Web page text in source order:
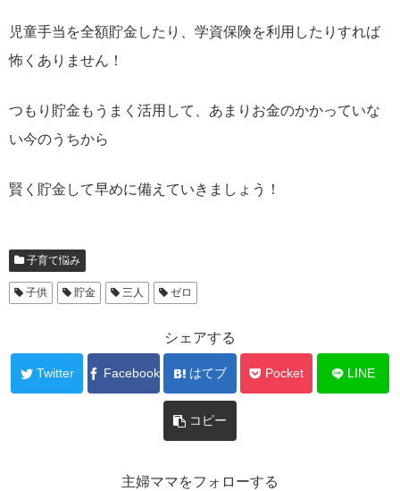
児童手当を全額貯金したり、学資保険を利用したりすれば
怖くありません！
つもり貯金もうまく活用して、あまりお金のかかっていな
い今のうちから
賢く貯金して早めに備えていきましょう！
子育て悩み
子供 貯金 三人 ゼロ
シェアする
Twitter Facebook はてブ Pocket LINE
コピー
主婦ママをフォローする